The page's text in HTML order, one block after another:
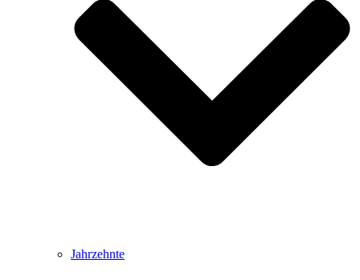
Jahrzehnte